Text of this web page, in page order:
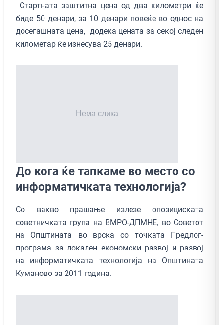
Стартната заштитна цена од два километри ќе
биде 50 денари, за 10 денари повеќе во однос на
досегашната цена, додека цената за секој следен
километар ќе изнесува 25 денари.
Дo кога ќе тапкаме во место со
информатичката технологија?
Со вакво прашање излезе опозициската
советничката група на ВМРО-ДПМНЕ, во Советот
на Општината во врска со точката Предлог-
програма за локален економски развој и развој
на информатичката технологија на Општината
Куманово за 2011 година.